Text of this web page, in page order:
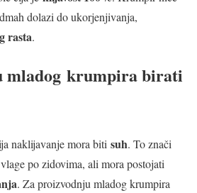
dolazi do ukorjenjivanja,
rasta.
mladog krumpira birati
naklijavanje mora biti suh. To znači
po zidovima, ali mora postojati
. Za proizvodnju mladog krumpira